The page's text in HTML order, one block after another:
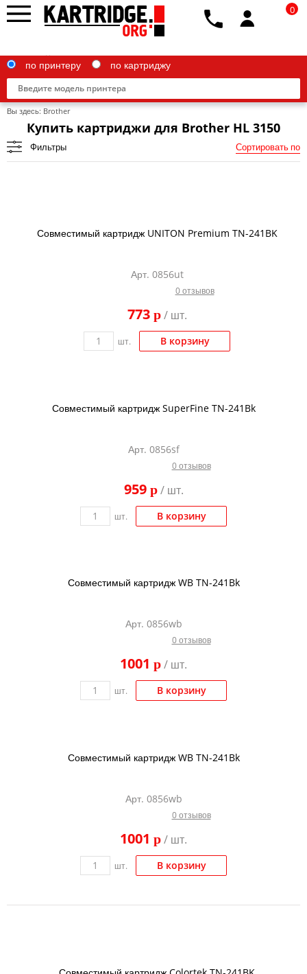
Konica Minolta
Для франкировальной машины
по принтеру по картриджу
0
Вы здесь: Brother
Купить картриджи для Brother HL 3150
Фильтры Сортировать по
Совместимый картридж UNITON Premium TN-241BK
Арт. 0856ut
0 отзывов
773 p/ шт.
шт. В корзину
Совместимый картридж SuperFine TN-241Bk
Арт. 0856sf
0 отзывов
959 p/ шт.
шт. В корзину
Совместимый картридж WB TN-241Bk
Арт. 0856wb
0 отзывов
1001 p/ шт.
шт. В корзину
Совместимый картридж WB TN-241Bk
Арт. 0856wb
0 отзывов
1001 p/ шт.
шт. В корзину